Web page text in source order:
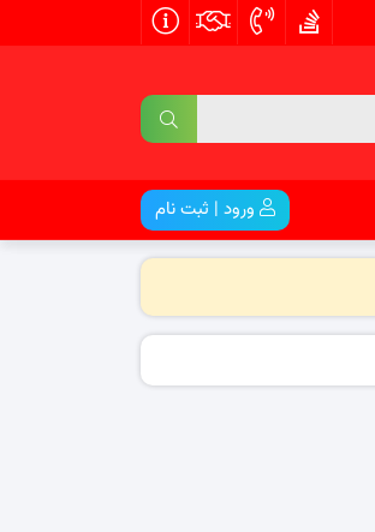
ورود | ثبت نام